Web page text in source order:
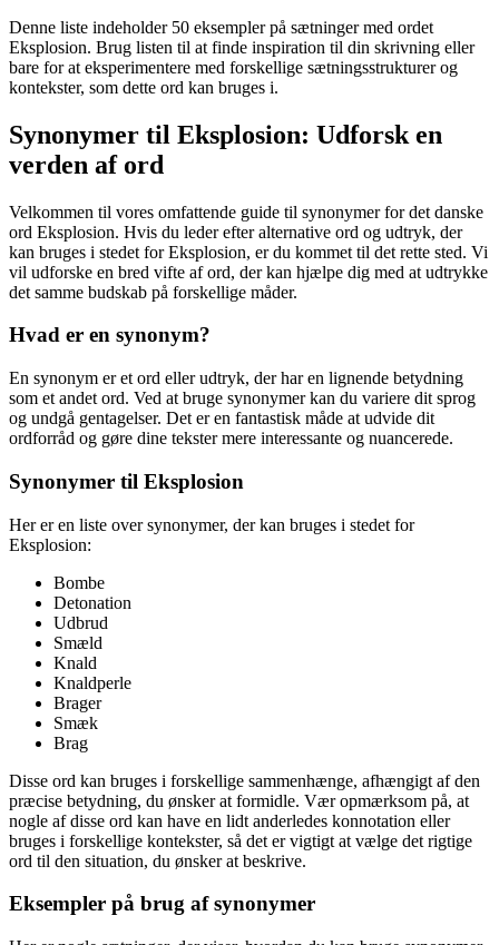
Denne liste indeholder 50 eksempler på sætninger med ordet
Eksplosion. Brug listen til at finde inspiration til din skrivning eller
bare for at eksperimentere med forskellige sætningsstrukturer og
kontekster, som dette ord kan bruges i.
Synonymer til Eksplosion: Udforsk en
verden af ord
Velkommen til vores omfattende guide til synonymer for det danske
ord Eksplosion. Hvis du leder efter alternative ord og udtryk, der
kan bruges i stedet for Eksplosion, er du kommet til det rette sted. Vi
vil udforske en bred vifte af ord, der kan hjælpe dig med at udtrykke
det samme budskab på forskellige måder.
Hvad er en synonym?
En synonym er et ord eller udtryk, der har en lignende betydning
som et andet ord. Ved at bruge synonymer kan du variere dit sprog
og undgå gentagelser. Det er en fantastisk måde at udvide dit
ordforråd og gøre dine tekster mere interessante og nuancerede.
Synonymer til Eksplosion
Her er en liste over synonymer, der kan bruges i stedet for
Eksplosion:
Bombe
Detonation
Udbrud
Smæld
Knald
Knaldperle
Brager
Smæk
Brag
Disse ord kan bruges i forskellige sammenhænge, afhængigt af den
præcise betydning, du ønsker at formidle. Vær opmærksom på, at
nogle af disse ord kan have en lidt anderledes konnotation eller
bruges i forskellige kontekster, så det er vigtigt at vælge det rigtige
ord til den situation, du ønsker at beskrive.
Eksempler på brug af synonymer